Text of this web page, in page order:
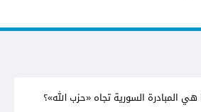
هي المبادرة السورية تجاه «حزب الله»؟